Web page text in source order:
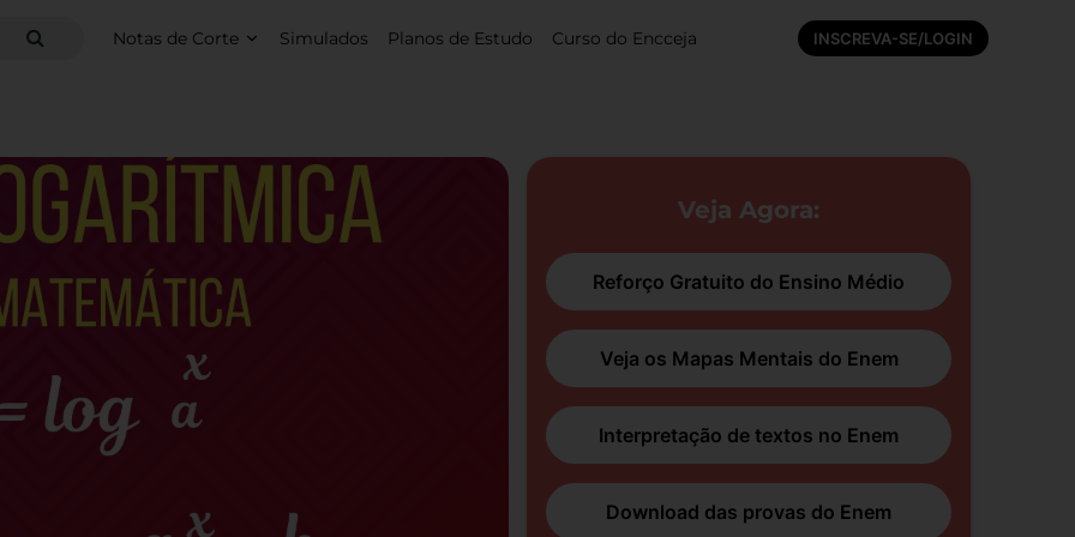
Notas de Corte Simulados Planos de Estudo Curso do Encceja INSCREVA-SE/LOGIN
Veja Agora:
Reforço Gratuito do Ensino Médio
Veja os Mapas Mentais do Enem
Interpretação de textos no Enem
Download das provas do Enem